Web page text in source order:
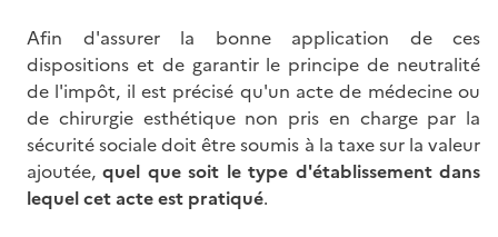
Afin d'assurer la bonne application de ces
dispositions et de garantir le principe de neutralité
de l'impôt, il est précisé qu'un acte de médecine ou
de chirurgie esthétique non pris en charge par la
sécurité sociale doit être soumis à la taxe sur la valeur
ajoutée,quel que soit le type d'établissement dans
lequel cet acte est pratiqué.